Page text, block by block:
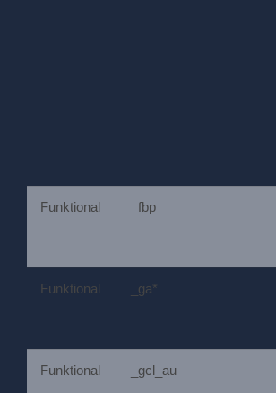
Funktional _fbp
Funktional _ga*
Funktional _gcl_au